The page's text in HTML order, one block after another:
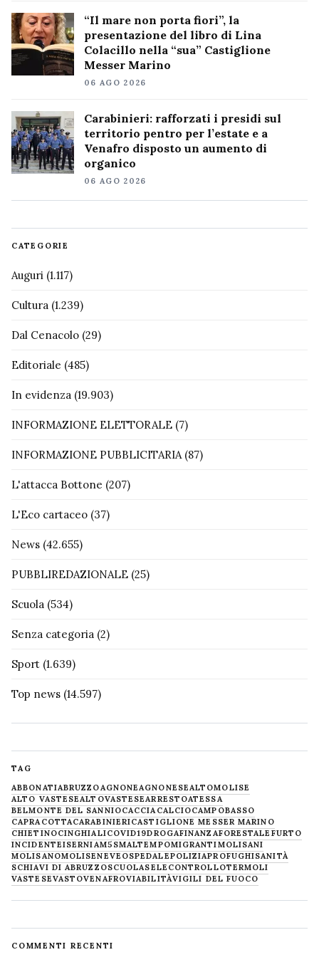
“Il mare non porta fiori”, la
presentazione del libro di Lina
Colacillo nella “sua” Castiglione
Messer Marino
06 AGO 2026
Carabinieri: rafforzati i presidi sul
territorio pentro per l’estate e a
Venafro disposto un aumento di
organico
06 AGO 2026
CATEGORIE
Auguri (1.117)
Cultura (1.239)
Dal Cenacolo (29)
Editoriale (485)
In evidenza (19.903)
INFORMAZIONE ELETTORALE (7)
INFORMAZIONE PUBBLICITARIA (87)
L'attacca Bottone (207)
L'Eco cartaceo (37)
News (42.655)
PUBBLIREDAZIONALE (25)
Scuola (534)
Senza categoria (2)
Sport (1.639)
Top news (14.597)
TAG
ABBONATIABRUZZOAGNONEAGNONESEALTOMOLISE
ALTO VASTESEALTOVASTESEARRESTOATESSA
BELMONTE DEL SANNIOCACCIA CALCIOCAMPOBASSO
CAPRACOTTACARABINIERICASTIGLIONE MESSER MARINO
CHIETINOCINGHIALICOVID19DROGAFINANZAFORESTALE FURTO
INCIDENTEISERNIAM5SMALTEMPOMIGRANTIMOLISANI
MOLISANOMOLISENEVE OSPEDALEPOLIZIAPROFUGHISANITÀ
SCHIAVI DI ABRUZZOSCUOLASELECONTROLLOTERMOLI
VASTESEVASTOVENAFROVIABILITÀVIGILI DEL FUOCO
COMMENTI RECENTI